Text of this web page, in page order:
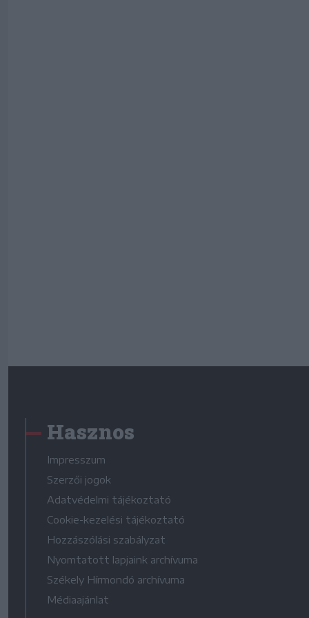
Hasznos
Impresszum
Szerzői jogok
Adatvédelmi tájékoztató
Cookie-kezelési tájékoztató
Hozzászólási szabályzat
Nyomtatott lapjaink archívuma
Székely Hírmondó archívuma
Médiaajánlat